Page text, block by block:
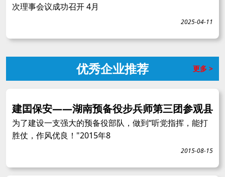
次理事会议成功召开 4月
2025-04-11
优秀企业推荐 更多 >
建囯保安——湖南预备役步兵师第三团参观县
为了建设一支强大的预备役部队，做到“听党指挥，能打
胜仗，作风优良！"2015年8
2015-08-15